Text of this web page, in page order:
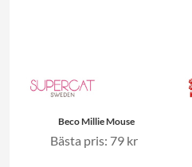
Beco Millie Mouse
Bästa pris: 79 kr